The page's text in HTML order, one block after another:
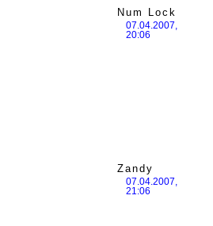
Num Lock
07.04.2007,
20:06
Zandy
07.04.2007,
21:06